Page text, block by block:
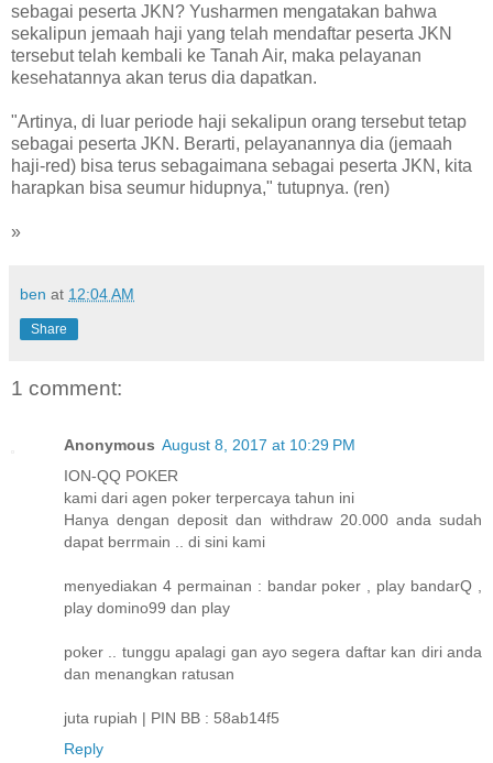
sebagai peserta JKN? Yusharmen mengatakan bahwa
sekalipun jemaah haji yang telah mendaftar peserta JKN
tersebut telah kembali ke Tanah Air, maka pelayanan
kesehatannya akan terus dia dapatkan.
"Artinya, di luar periode haji sekalipun orang tersebut tetap
sebagai peserta JKN. Berarti, pelayanannya dia (jemaah
haji-red) bisa terus sebagaimana sebagai peserta JKN, kita
harapkan bisa seumur hidupnya," tutupnya. (ren)
»
ben at 12:04 AM
Share
1 comment:
Anonymous August 8, 2017 at 10:29 PM
ION-QQ POKER
kami dari agen poker terpercaya tahun ini
Hanya dengan deposit dan withdraw 20.000 anda sudah
dapat berrmain .. di sini kami
menyediakan 4 permainan : bandar poker , play bandarQ ,
play domino99 dan play
poker .. tunggu apalagi gan ayo segera daftar kan diri anda
dan menangkan ratusan
juta rupiah | PIN BB : 58ab14f5
Reply